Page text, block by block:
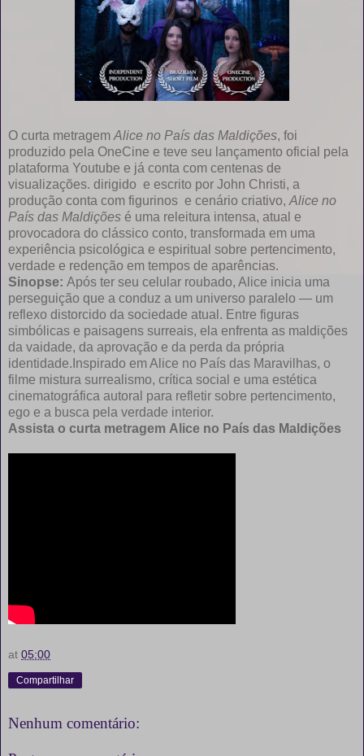
O curta metragem Alice no País das Maldições, foi
produzido pela OneCine e teve seu lançamento oficial pela
plataforma Youtube e já conta com centenas de
visualizações. dirigido e escrito por John Christi, a
produção conta com figurinos e cenário criativo, Alice no
País das Maldições é uma releitura intensa, atual e
provocadora do clássico conto, transformada em uma
experiência psicológica e espiritual sobre pertencimento,
verdade e redenção em tempos de aparências.
Sinopse: Após ter seu celular roubado, Alice inicia uma
perseguição que a conduz a um universo paralelo — um
reflexo distorcido da sociedade atual. Entre figuras
simbólicas e paisagens surreais, ela enfrenta as maldições
da vaidade, da aprovação e da perda da própria
identidade.Inspirado em Alice no País das Maravilhas, o
filme mistura surrealismo, crítica social e uma estética
cinematográfica autoral para refletir sobre pertencimento,
ego e a busca pela verdade interior.
Assista o curta metragem Alice no País das Maldições
at 05:00
Compartilhar
Nenhum comentário: